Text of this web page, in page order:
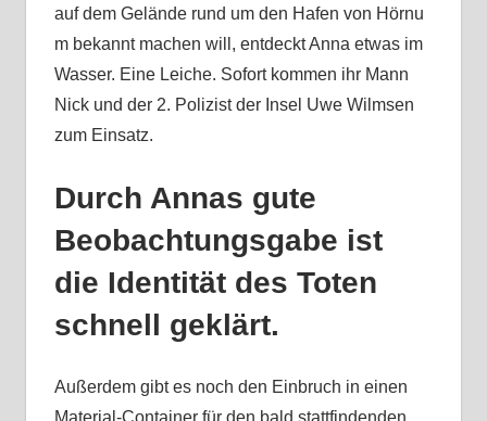
auf dem Gelände rund um den Hafen von Hörnu
m bekannt machen will, entdeckt Anna etwas im
Wasser. Eine Leiche. Sofort kommen ihr Mann
Nick und der 2. Polizist der Insel Uwe Wilmsen
zum Einsatz.
Durch Annas gute
Beobachtungsgabe ist
die Identität des Toten
schnell geklärt.
Außerdem gibt es noch den Einbruch in einen